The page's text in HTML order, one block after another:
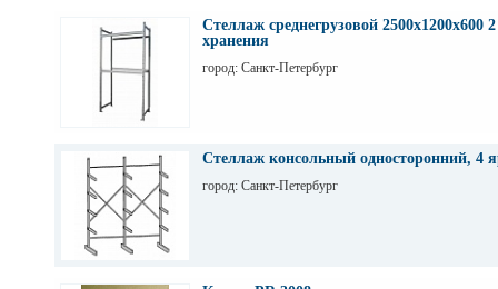
Стеллаж среднегрузовой 2500х1200х600
хранения
город: Санкт-Петербург
Стеллаж консольный односторонний, 4
город: Санкт-Петербург